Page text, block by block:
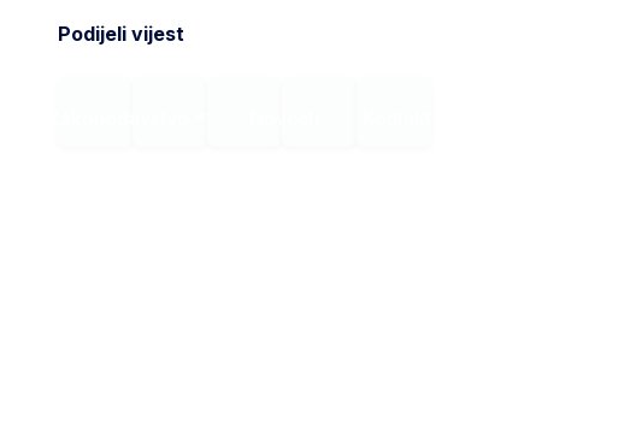
Podijeli vijest